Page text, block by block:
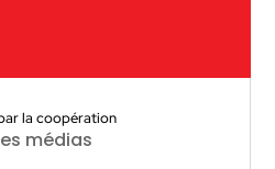
la coopération
médias